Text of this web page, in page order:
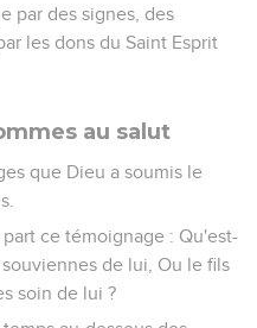
par des signes, des
les dons du Saint Esprit
au salut
que Dieu a soumis le
ce témoignage : Qu'est-
de lui, Ou le fils
soin de lui ?